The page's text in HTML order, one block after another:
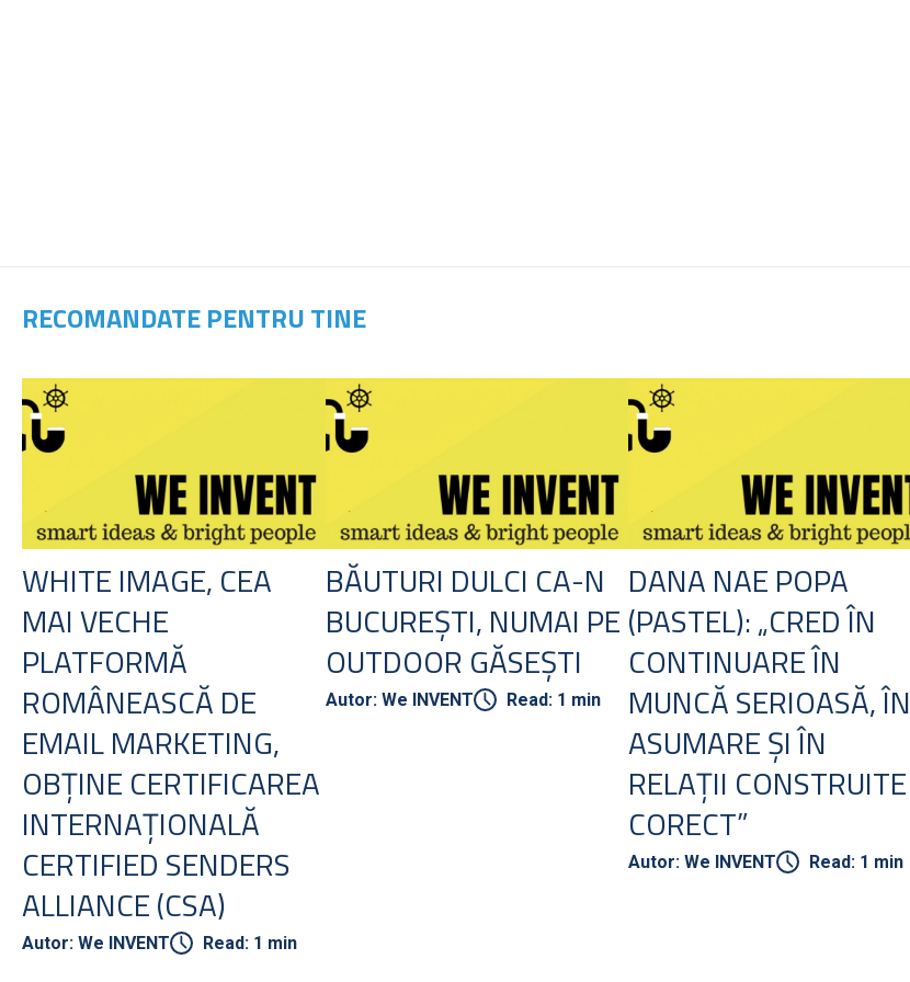
RECOMANDATE PENTRU TINE
WHITE IMAGE, CEA
MAI VECHE
PLATFORMĂ
ROMÂNEASCĂ DE
EMAIL MARKETING,
OBȚINE CERTIFICAREA
INTERNAȚIONALĂ
CERTIFIED SENDERS
ALLIANCE (CSA)
Autor: We INVENT Read: 1 min
BĂUTURI DULCI CA-N
BUCUREȘTI, NUMAI PE
OUTDOOR GĂSEȘTI
Autor: We INVENT Read: 1 min
DANA NAE POPA
(PASTEL): „CRED ÎN
CONTINUARE ÎN
MUNCĂ SERIOASĂ, ÎN
ASUMARE ȘI ÎN
RELAȚII CONSTRUITE
CORECT”
Autor: We INVENT Read: 1 min